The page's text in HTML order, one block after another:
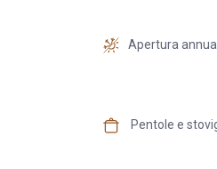
Apertura
Pentole e